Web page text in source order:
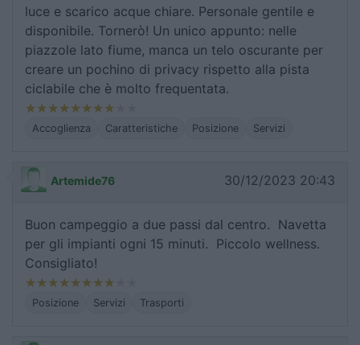
luce e scarico acque chiare. Personale gentile e
disponibile. Tornerò! Un unico appunto: nelle
piazzole lato fiume, manca un telo oscurante per
creare un pochino di privacy rispetto alla pista
ciclabile che è molto frequentata.
Accoglienza Caratteristiche Posizione Servizi
Artemide76 30/12/2023 20:43
Buon campeggio a due passi dal centro. Navetta
per gli impianti ogni 15 minuti. Piccolo wellness.
Consigliato!
Posizione Servizi Trasporti